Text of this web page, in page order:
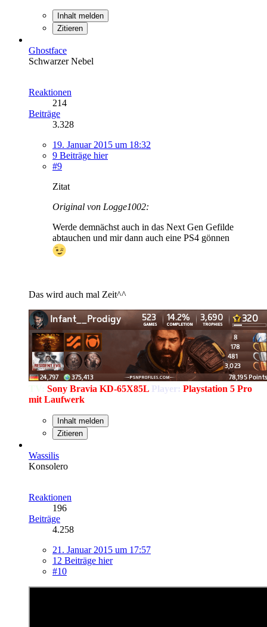
Inhalt melden
Zitieren
Ghostface
Schwarzer Nebel
Reaktionen
214
Beiträge
3.328
19. Januar 2015 um 18:32
9 Beiträge hier
#9
Zitat
Original von Logge1002:
Werde demnächst auch in das Next Gen Gefilde
abtauchen und mir dann auch eine PS4 gönnen
Das wird auch mal Zeit^^
Sony Bravia KD-65X85L Player: Playstation 5 Pro
mit Laufwerk
Inhalt melden
Zitieren
Wassilis
Konsolero
Reaktionen
196
Beiträge
4.258
21. Januar 2015 um 17:57
12 Beiträge hier
#10